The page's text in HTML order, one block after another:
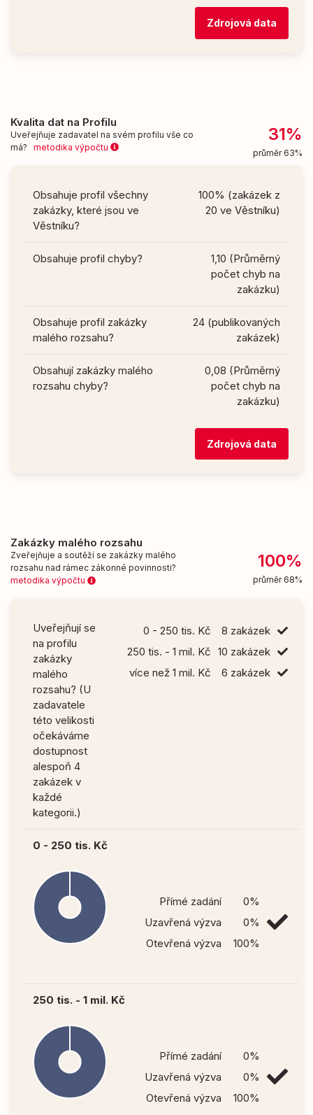
Zdrojová data
Kvalita dat na Profilu
Uveřejňuje zadavatel na svém profilu vše co
má? metodika výpočtu
31%
průměr 63%
Obsahuje profil všechny
zakázky, které jsou ve
Věstníku?
100% (zakázek z
20 ve Věstníku)
Obsahuje profil chyby?
1,10 (Průměrný
počet chyb na
zakázku)
Obsahuje profil zakázky
malého rozsahu?
24 (publikovaných
zakázek)
Obsahují zakázky malého
rozsahu chyby?
0,08 (Průměrný
počet chyb na
zakázku)
Zdrojová data
Zakázky malého rozsahu
Zveřejňuje a soutěží se zakázky malého
rozsahu nad rámec zákonné povinnosti?
metodika výpočtu
100%
průměr 68%
Uveřejňují se
na profilu
zakázky
malého
rozsahu? (U
zadavatele
této velikosti
očekáváme
dostupnost
alespoň 4
zakázek v
každé
kategorii.)
0 - 250 tis. Kč
8 zakázek
250 tis. - 1 mil. Kč 10 zakázek
více než 1 mil. Kč
6 zakázek
0 - 250 tis. Kč
Přímé zadání
0%
Uzavřená výzva
0%
Otevřená výzva
100%
250 tis. - 1 mil. Kč
Přímé zadání
0%
Uzavřená výzva
0%
Otevřená výzva
100%